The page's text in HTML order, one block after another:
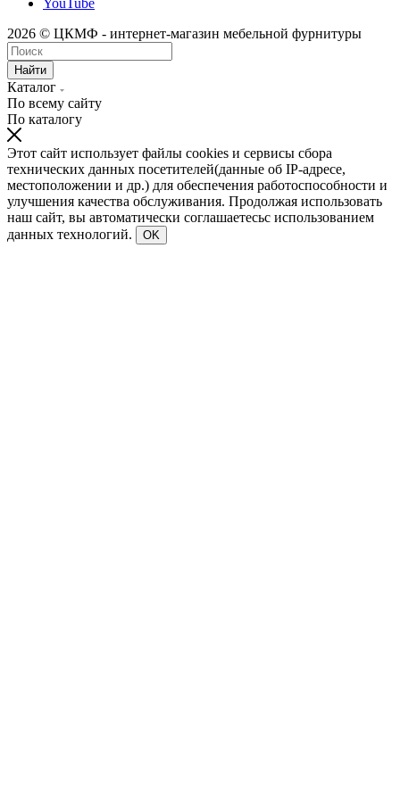
2026 © ЦКМФ - интернет-магазин мебельной фурнитуры
Найти
Каталог
По всему сайту
По каталогу
Этот сайт использует файлы cookies и сервисы сбора
технических данных посетителей(данные об IP-адресе,
местоположении и др.) для обеспечения работоспособности и
улучшения качества обслуживания. Продолжая использовать
наш сайт, вы автоматически соглашаетесьс использованием
данных технологий.
OK